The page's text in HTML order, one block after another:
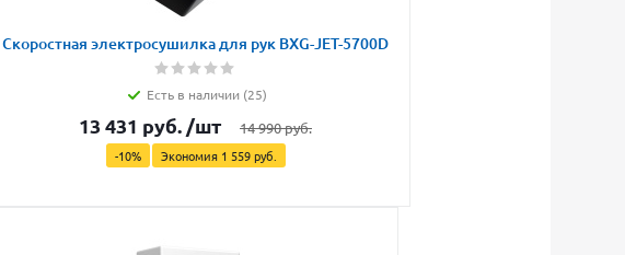
Скоростная электросушилка для рук BXG-JET-5700D
Есть в наличии (25)
13 431 руб. /шт 14 990руб.
-10% Экономия 1 559руб.